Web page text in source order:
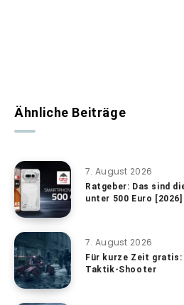
Ähnliche Beiträge
7. August 2026
Ratgeber: Das sind
unter 500 Euro [2026]
7. August 2026
Für kurze Zeit
Taktik-Shooter